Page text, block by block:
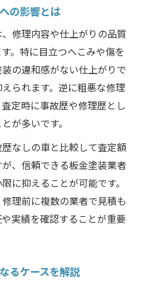
の影響とは
修理内容や仕上がりの品質
。特に目立つへこみや傷を
の違和感がない仕上がりで
られます。逆に粗悪な修理
定時に事故歴や修理歴とし
が多いです。
なしの車と比較して査定額
、信頼できる板金塗装業者
に抑えることが可能です。
理前に複数の業者で見積も
実績を確認することが重要
るケースを解説